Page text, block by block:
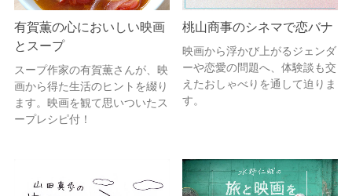
有賀薫の心においしい映画
とスープ
スープ作家の有賀薫さんが、映
画から得た生活のヒントを綴り
ます。映画を観て思いついたス
ープレシピ付！
桃山商事のシネマで恋バナ
映画から浮かび上がるジェンダ
ーや恋愛の問題へ、体験談も交
えたおしゃべりを通して迫りま
す。